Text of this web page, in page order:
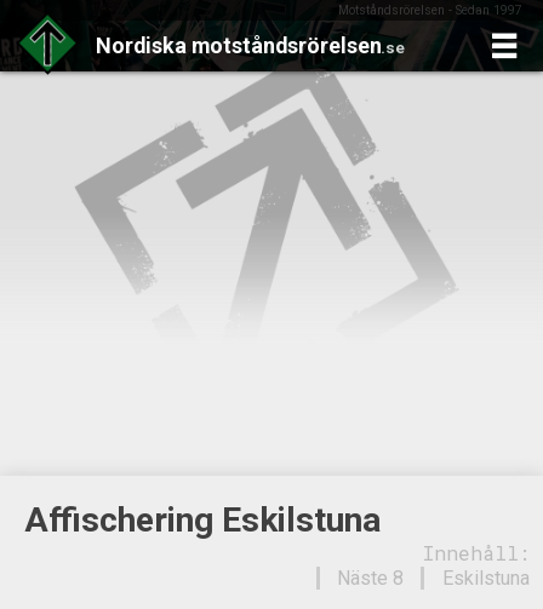
Motståndsrörelsen - Sedan 1997
Nordiska motståndsrörelsen.se
Skip
to
content
Affischering Eskilstuna
Innehåll:
Eskilstuna
Näste 8